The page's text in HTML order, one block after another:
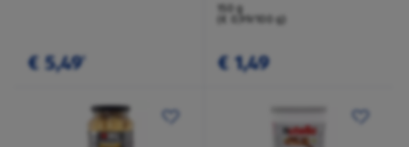
€ 5,49¹
150 g
(€ 0,99/100 g)
€ 1,49